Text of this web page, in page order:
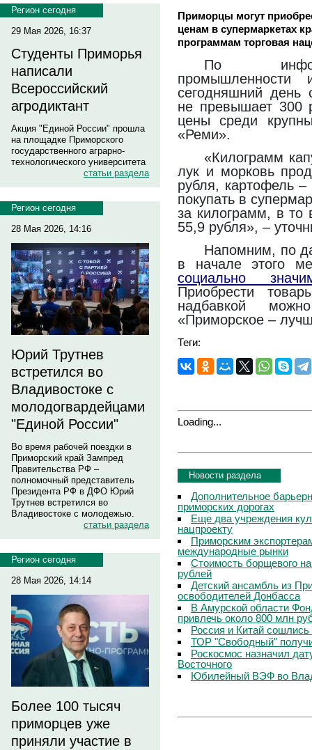
Регион сегодня
29 Мая 2026, 16:37
Студенты Приморья
написали
Всероссийский
агродиктант
Акция "Единой России" прошла
на площадке Приморского
государственного аграрно-
технологического университета
статьи раздела
Регион сегодня
28 Мая 2026, 14:16
Юрий Трутнев
встретился во
Владивостоке с
молодогвардейцами
"Единой России"
Во время рабочей поездки в
Приморский край Зампред
Правительства РФ –
полномочный представитель
Президента РФ в ДФО Юрий
Трутнев встретился во
Владивостоке с молодежью.
статьи раздела
Регион сегодня
28 Мая 2026, 14:14
Более 100 тысяч
приморцев уже
приняли участие в
Приморцы могут
ценам в супермаркетах
программам торговая
По
сегодняшний день
не превышает 300
цены среди
«Реми».
«Килограмм
лук и морковь
рубля, картофель
покупать в
за килограмм, в то
55,9 рубля», –
Напомним, по
в начале этого
социально
Приобрести
надбавкой
«Приморское –
Теги:
Loading...
Новости раздела
Дополнительное
приморских дорогах
Еще два учреждения
нацпроекту
Приморским
международные рынки
Стоимость борщевого
рублей
Детский ансамбль из
освободителей Донбасса
В Амурской области
привлечь около 800 млн
Россия и Китай сошлись
ТОР "Свободный"
Роскосмос назначил
Восточного
Юбилейный ВЭФ во